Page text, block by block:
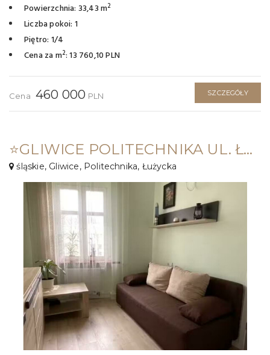
Powierzchnia: 33,43 m2
Liczba pokoi: 1
Piętro: 1/4
Cena za m2: 13 760,10 PLN
Cena 460 000 PLN SZCZEGÓŁY
⭐GLIWICE POLITECHNIKA UL. ŁUŻYCKA / 63 M2 / 3 POK+ KUCHNIA! ⭐
śląskie, Gliwice, Politechnika, Łużycka